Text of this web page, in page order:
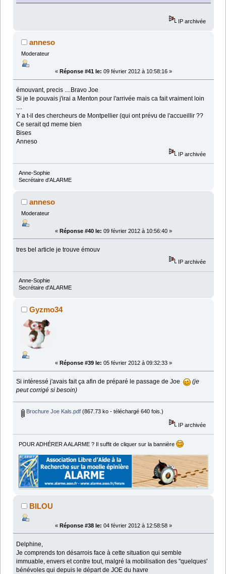
IP archivée
anneso
Moderateur
« Réponse #41 le: 09 février 2012 à 10:58:16 »
émouvant, precis ....Bravo Joe
Si je le pouvais j'irai a Menton pour l'arrivée mais ca fait vraiment loin
....
Y a t-il des chercheurs de Montpellier (qui ont prévu de l'accueillir ??
Ce serait qd meme bien
Bises
Anneso
IP archivée
Anne-Sophie
Secrétaire d'ALARME
anneso
Moderateur
« Réponse #40 le: 09 février 2012 à 10:56:40 »
tres bel article je trouve émouv
IP archivée
Anne-Sophie
Secrétaire d'ALARME
Gyzmo34
« Réponse #39 le: 05 février 2012 à 09:32:33 »
Si intéressé j'avais fait ça afin de préparé le passage de Joe
(je
peut corrigé si besoin)
Brochure Joe Kals.pdf(867.73 ko - téléchargé 640 fois.)
IP archivée
POUR ADHÉRER A ALARME ? Il suffit de cliquer sur la bannière
BILOU
« Réponse #38 le: 04 février 2012 à 12:58:58 »
Delphine,
Je comprends ton désarrois face à cette situation qui semble
immuable, envers et contre tout, malgré la mobilisation des "quelques'
bénévoles qui depuis le départ de JOE du havre